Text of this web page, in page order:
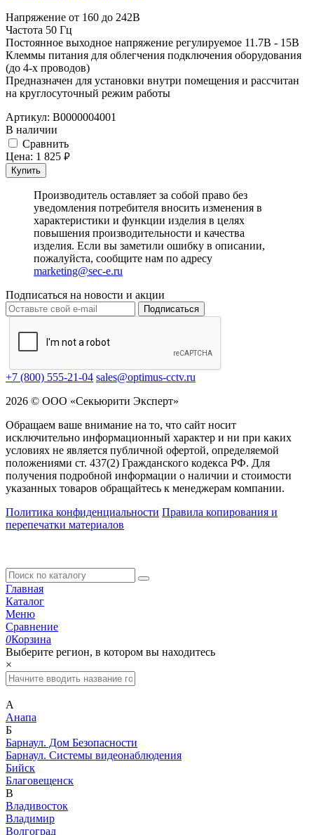
Напряжение от 160 до 242В
Частота 50 Гц
Постоянное выходное напряжение регулируемое 11.7В - 15В
Клеммы питания для облегчения подключения оборудования
(до 4-х проводов)
Предназначен для установки внутри помещения и рассчитан
на круглосуточный режим работы
Артикул: В0000004001
В наличии
Cравнить
Цена: 1 825 руб.
Купить
Производитель оставляет за собой право без
уведомления потребителя вносить изменения в
характеристики и функции изделия в целях
повышения производительности и качества
изделия. Если вы заметили ошибку в описании,
пожалуйста, сообщите нам по адресу
marketing@sec-e.ru
Подписаться на новости и акции
Подписаться
+7 (800) 555-21-04 sales@optimus-cctv.ru
2026 © ООО «Секьюрити Эксперт»
Обращаем ваше внимание на то, что сайт носит
исключительно информационный характер и ни при каких
условиях не является публичной офертой, определяемой
положениями ст. 437(2) Гражданского кодекса РФ. Для
получения подробной информации о наличии и стоимости
указанных товаров обращайтесь к менеджерам компании.
Политика конфиденциальности Правила копирования и
перепечатки материалов
Главная
Каталог
Меню
Сравнение
0Корзина
Выберите регион, в котором вы находитесь
×
А
Анапа
Б
Барнаул. Дом Безопасности
Барнаул. Системы видеонаблюдения
Бийск
Благовещенск
В
Владивосток
Владимир
Волгоград